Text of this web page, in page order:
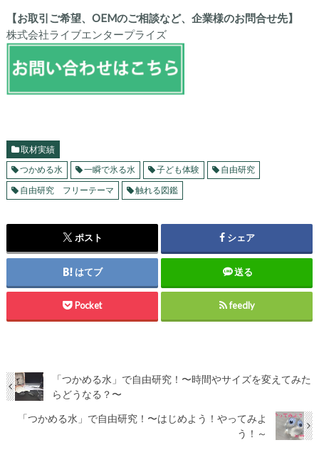
【お取引ご希望、OEMのご相談など、企業様のお問合せ先】
株式会社ライブエンタープライズ
取材実績
つかめる水
一瞬で氷る水 子ども体験
自由研究
自由研究 フリーテーマ
触れる図鑑
ポスト シェア
はてブ 送る
Pocket feedly
「つかめる水」で自由研究！〜時間やサイズを変えてみた
らどうなる？〜
「つかめる水」で自由研究！〜はじめよう！やってみよ
う！～